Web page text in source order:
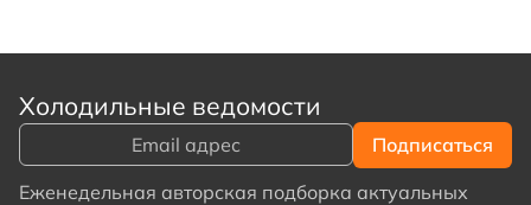
Холодильные ведомости
Еженедельная авторская подборка актуальных